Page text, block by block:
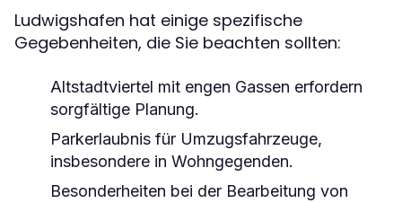
Ludwigshafen hat einige spezifische
Gegebenheiten, die Sie beachten sollten:
Altstadtviertel mit engen Gassen erfordern
sorgfältige Planung.
Parkerlaubnis für Umzugsfahrzeuge,
insbesondere in Wohngegenden.
Besonderheiten bei der Bearbeitung von